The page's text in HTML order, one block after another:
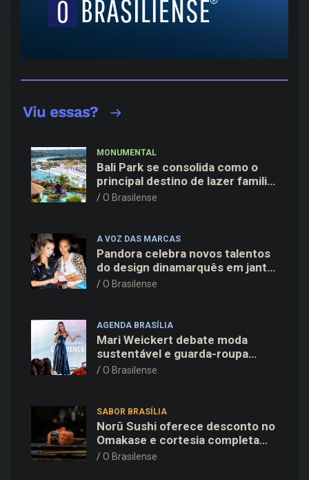
MONUMENTAL
Bali Park se consolida como o
principal destino de lazer familiar
para o Dia dos Pais no entorno do
O Brasilense
A VOZ DAS MARCAS
Pandora celebra novos talentos
do design dinamarquês em jantar
exclusivo no restaurante Daphne
O Brasilense
AGENDA BRASÍLIA
Mari Weickert debate moda
sustentável e guarda-roupa
inteligente no ParkShopping
O Brasilense
SABOR BRASÍLIA
Norū Sushi oferece desconto no
Omakase e cortesia completa
para os pais neste domingo
O Brasilense